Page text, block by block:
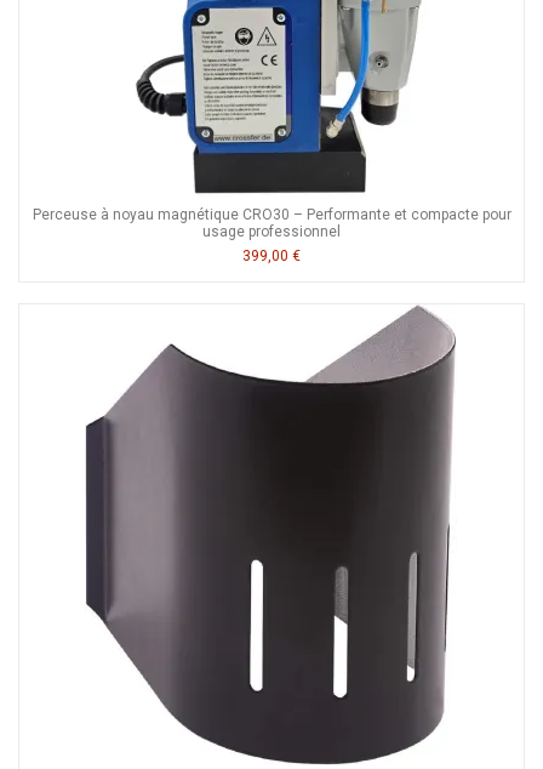
Perceuse à noyau magnétique CRO30 – Performante et compacte pour
usage professionnel
399,00 €